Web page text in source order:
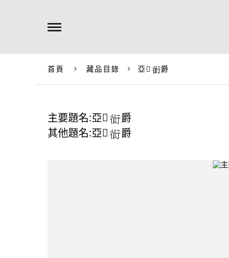
首頁 藏品目錄 亞𪴶 爵
主要題名:亞𪴶
爵
其他題名:亞𪴶
爵